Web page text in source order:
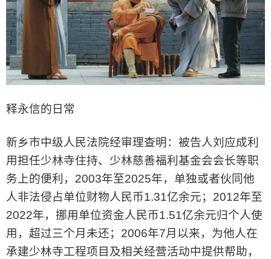
释永信的日常
新乡市中级人民法院经审理查明：被告人刘应成利
用担任少林寺住持、少林慈善福利基金会会长等职
务上的便利，2003年至2025年，单独或者伙同他
人非法侵占单位财物人民币1.31亿余元；2012年至
2022年，挪用单位资金人民币1.51亿余元归个人使
用，超过三个月未还；2006年7月以来，为他人在
承建少林寺工程项目及相关经营活动中提供帮助，